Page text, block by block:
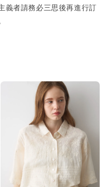
義者請務必三思後再進行訂